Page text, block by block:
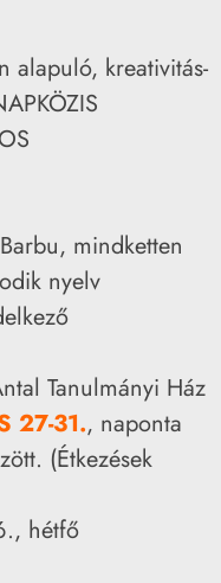
alapuló, kreativitás-
mindketten
nyelv
Tanulmányi Ház
27-31., naponta
(Étkezések
hétfő